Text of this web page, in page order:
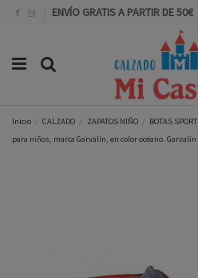
ENVÍO GRATIS A PARTIR DE 50€
Inicio CALZADO ZAPATOS NIÑO BOTAS SPORT
para niños, marca Garvalin, en color oceano. Garvalin